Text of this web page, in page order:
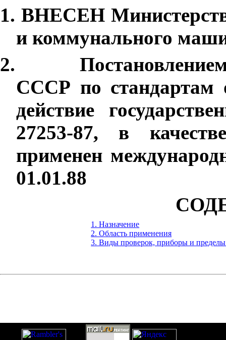
1. ВНЕСЕН
и коммунального
2.
СССР по стандартам
действие
27253-87, в
применен
01.01.88
1. Назначение
2. Область применения
3. Виды проверок, приборы и